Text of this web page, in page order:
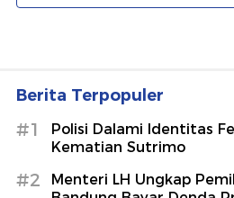
Berita Terpopuler
#1
Polisi Dalami Identitas
Kematian Sutrimo
#2
Menteri LH Ungkap